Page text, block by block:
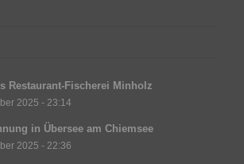
Restaurant-Fischerei Minholz
2025 - 23:14
in Übersee am Chiemsee
2025 - 22:36